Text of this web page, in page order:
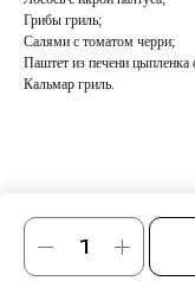
Грибы гриль;
Салями с томатом черри;
Паштет из печени цыпленка
Кальмар гриль.